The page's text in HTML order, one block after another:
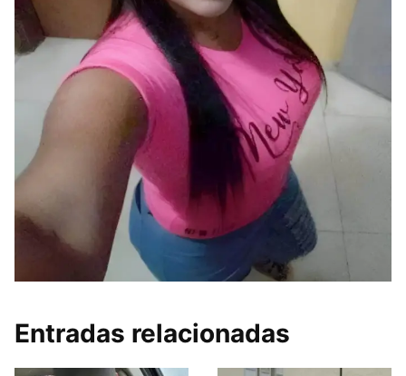
Entradas relacionadas